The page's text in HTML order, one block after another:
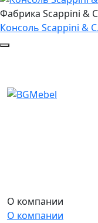
Фабрика Scappini & C
Консоль Scappini &
О компании
О компании